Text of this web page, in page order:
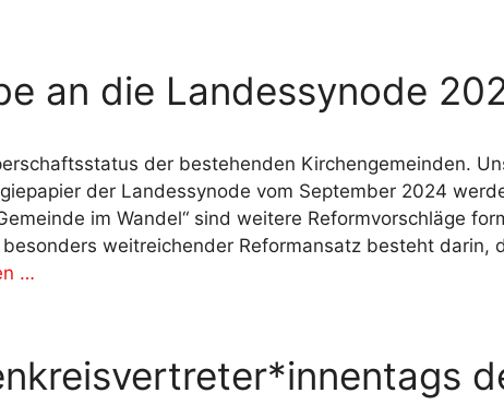
an die Landessynode
der bestehenden Kirchengemeinden.
der Landessynode vom September 2024
im Wandel“ sind weitere Reformvorschläge
besonders weitreichender Reformansatz besteht
…